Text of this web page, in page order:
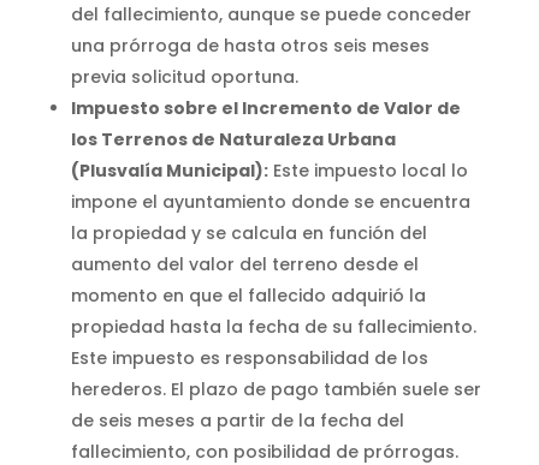
del fallecimiento, aunque se puede conceder
una prórroga de hasta otros seis meses
previa solicitud oportuna.
Impuesto sobre el Incremento de Valor de
los Terrenos de Naturaleza Urbana
(Plusvalía Municipal):Este impuesto local lo
impone el ayuntamiento donde se encuentra
la propiedad y se calcula en función del
aumento del valor del terreno desde el
momento en que el fallecido adquirió la
propiedad hasta la fecha de su fallecimiento.
Este impuesto es responsabilidad de los
herederos. El plazo de pago también suele ser
de seis meses a partir de la fecha del
fallecimiento, con posibilidad de prórrogas.